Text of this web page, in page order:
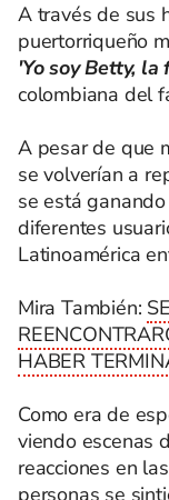
A través de sus
puertorriqueño
'Yo soy Betty, la
colombiana del
A pesar de que
se volverían a
se está
diferentes
Latinoamérica
Mira También:
HABER
Como era de
viendo escenas
reacciones en
personas se